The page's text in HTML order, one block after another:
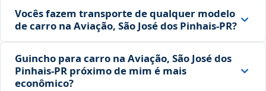
Vocês fazem transporte de qualquer modelo
de carro na Aviação, São José dos Pinhais‑PR?
Guincho para carro na Aviação, São José dos
Pinhais‑PR próximo de mim é mais
econômico?